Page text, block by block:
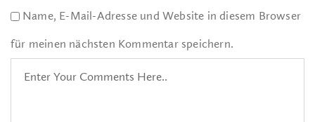
Name, E-Mail-Adresse und Website in diesem Browser
für meinen nächsten Kommentar speichern.